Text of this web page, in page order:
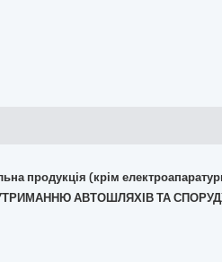
продукція (крім
УТРИМАННЮ АВТОШЛЯХІВ ТА